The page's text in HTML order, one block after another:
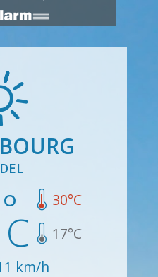
30°C
17°C
km/h